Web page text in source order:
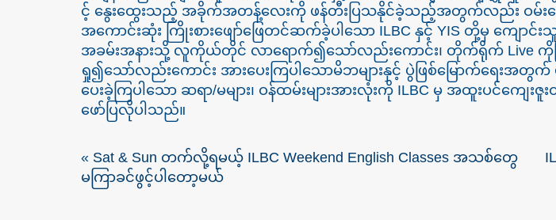
င့် နွေးထွေးသည့် အခိုက်အတန့်လေးကို ဖန်တီးပြသနိုင်ခဲ့သည့်အတွက်လည်း ဝမ်းမ
အကောင်းဆုံး ကြိုးစားဖျော်ဖြေတင်ဆက်ခဲ့ပါသော ILBC နှင့် YIS တို့မှ ကျောင်းသူ/
အခမ်းအနားသို့ လူကိုယ်တိုင် လာရောက်၍သော်လည်းကောင်း၊ တိုက်ရိုက် Live
ရှု၍သော်လည်းကောင်း အားပေးကြပါသောမိဘများနှင့် ပွဲဖြစ်မြောက်ရေးအတွ
ပေးခဲ့ကြပါသော ဆရာ/မများ၊ ဝန်ထမ်းများအားလုံးကို ILBC မှ အထူးပင်ကျေးဇူး
ဖော်ပြလိုပါသည်။
« Sat & Sun တက်လို့ရမယ့် ILBC Weekend English Classes အသစ်တွေ
မကြာခင်ဖွင့်ပါတော့မယ်